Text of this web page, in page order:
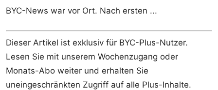
BYC-News war vor Ort. Nach ersten ...
Dieser Artikel ist exklusiv für BYC-Plus-Nutzer.
Lesen Sie mit unserem Wochenzugang oder
Monats-Abo weiter und erhalten Sie
uneingeschränkten Zugriff auf alle Plus-Inhalte.